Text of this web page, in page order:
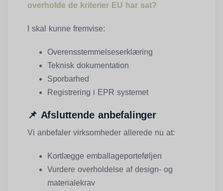
overholde de kriterier EU har sat?
I skal kunne fremvise:
Overensstemmelseserklæring
Teknisk dokumentation
Sporbarhed
Registrering i EPR systemet
📌 Afsluttende anbefalinger
Vi anbefaler virksomheder allerede nu at:
Kortlægge emballageporteføljen
Vurdere overholdelse af design- og
materiale­krav